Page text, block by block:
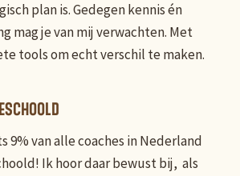
plan is. Gedegen kennis én
mag je van mij verwachten. Met
tools om echt verschil te maken.
9% van alle coaches in Nederland
Ik hoor daar bewust bij, als